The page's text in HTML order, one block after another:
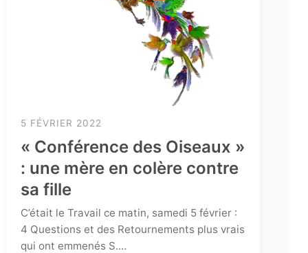
5 FÉVRIER 2022
« Conférence des Oiseaux »
: une mère en colère contre
sa fille
C’était le Travail ce matin, samedi 5 février :
4 Questions et des Retournements plus vrais
qui ont emmenés S.…